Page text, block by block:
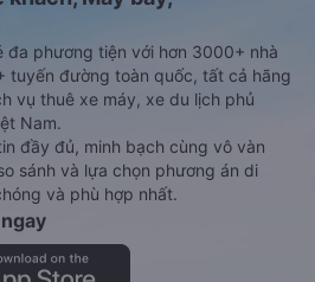
phương tiện với hơn 3000+ nhà
tuyến đường toàn quốc, tất cả hãng
vụ thuê xe máy, xe du lịch phủ
Nam.
đầy đủ, minh bạch cùng vô vàn
sánh và lựa chọn phương án di
và phù hợp nhất.